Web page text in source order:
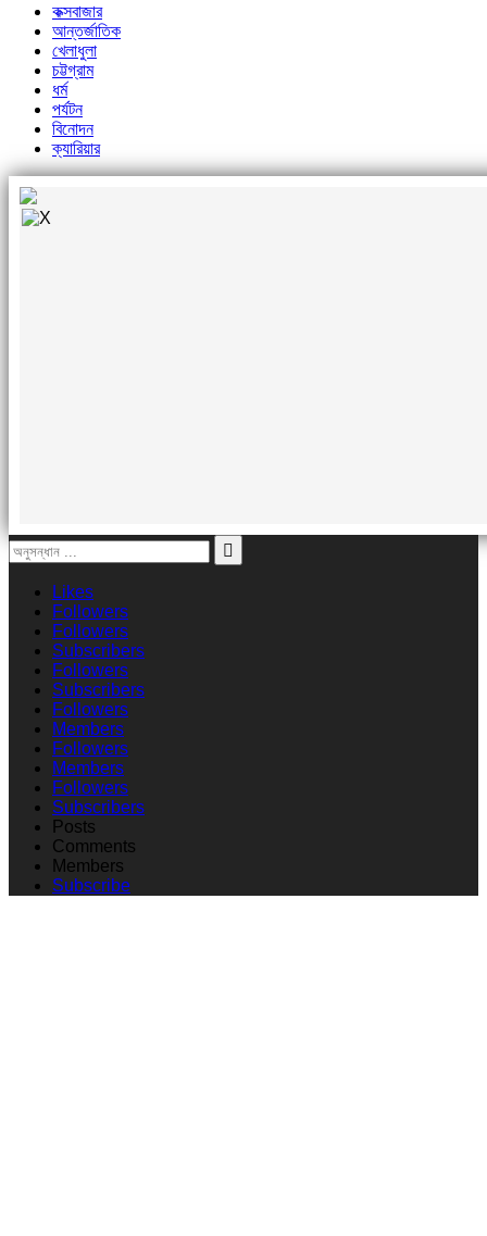
কক্সবাজার
আন্তর্জাতিক
খেলাধুলা
চট্টগ্রাম
ধর্ম
পর্যটন
বিনোদন
ক্যারিয়ার
Likes
Followers
Followers
Subscribers
Followers
Subscribers
Followers
Members
Followers
Members
Followers
Subscribers
Posts
Comments
Members
Subscribe